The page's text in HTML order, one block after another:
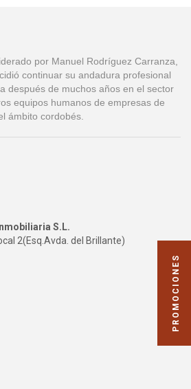
por Manuel Rodríguez Carranza,
continuar su andadura profesional
después de muchos años en el sector
equipos humanos de empresas de
ámbito cordobés.
S.L.
2(Esq.Avda. del Brillante)
PROMOCIONES